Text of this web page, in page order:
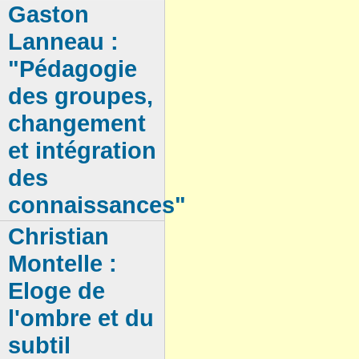
Gaston
Lanneau :
"Pédagogie
des groupes,
changement
et intégration
des
connaissances"
Christian
Montelle :
Eloge de
l'ombre et du
subtil